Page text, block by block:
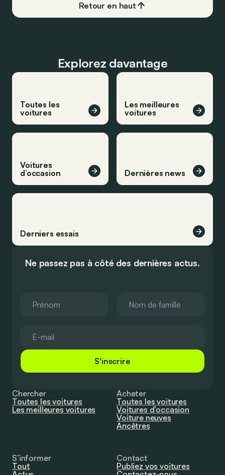
Retour en haut
Explorez davantage
Toutes les
voitures
Les meilleures
voitures
Voitures
d’occasion
Dernières news
Derniers essais
Ne passez pas à côté des dernières actus.
S'inscrire
Chercher
Toutes les voitures
Les meilleures voitures
Acheter
Toutes les voitures
Voitures d’occasion
Voiture neuves
Ancêtres
S’informer
Tout
Contact
Publiez vos voitures